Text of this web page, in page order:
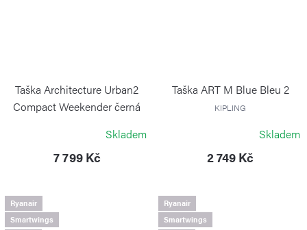
Taška Architecture Urban2
Compact Weekender černá
Skladem
7 799 Kč
Taška ART M Blue Bleu 2
KIPLING
Skladem
2 749 Kč
Ryanair
Smartwings
Ryanair
Smartwings